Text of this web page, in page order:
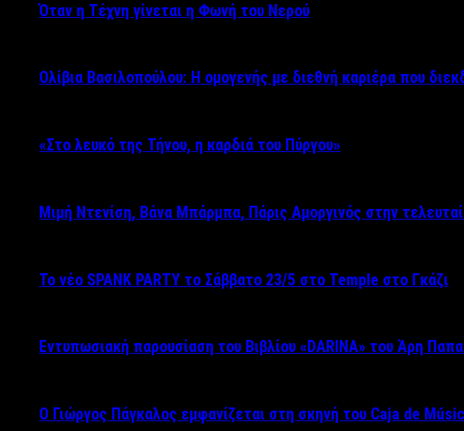
Όταν η Τέχνη γίνεται η Φωνή του Νερού
Ολίβια Βασιλοπούλου: Η ομογενής με διεθνή καριέρα που
«Στο λευκό της Τήνου, η καρδιά του Πύργου»
Μιμή Ντενίση, Βάνα Μπάρμπα, Πάρις Αμοργινός στην
Το νέο SPANK PARTY το Σάββατο 23/5 στο Temple στο Γκάζι
Εντυπωσιακή παρουσίαση του Βιβλίου «DARINA» του Άρη
Ο Γιώργος Πάγκαλος εμφανίζεται στη σκηνή του Caja de